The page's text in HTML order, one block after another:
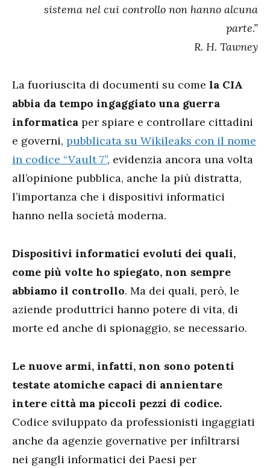
sistema nel cui controllo non hanno alcuna
parte.”
R. H. Tawney
La fuoriuscita di documenti su come la CIA
abbia da tempo ingaggiato una guerra
informatica per spiare e controllare cittadini
e governi, pubblicata su Wikileaks con il nome
in codice “Vault 7”, evidenzia ancora una volta
all’opinione pubblica, anche la più distratta,
l’importanza che i dispositivi informatici
hanno nella società moderna.
Dispositivi informatici evoluti dei quali,
come più volte ho spiegato, non sempre
abbiamo il controllo. Ma dei quali, però, le
aziende produttrici hanno potere di vita, di
morte ed anche di spionaggio, se necessario.
Le nuove armi, infatti, non sono potenti
testate atomiche capaci di annientare
intere città ma piccoli pezzi di codice.
Codice sviluppato da professionisti ingaggiati
anche da agenzie governative per infiltrarsi
nei gangli informatici dei Paesi per